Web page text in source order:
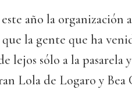
año la organización
la gente que ha
lejos sólo a la pasarela
Lola de Logaro y